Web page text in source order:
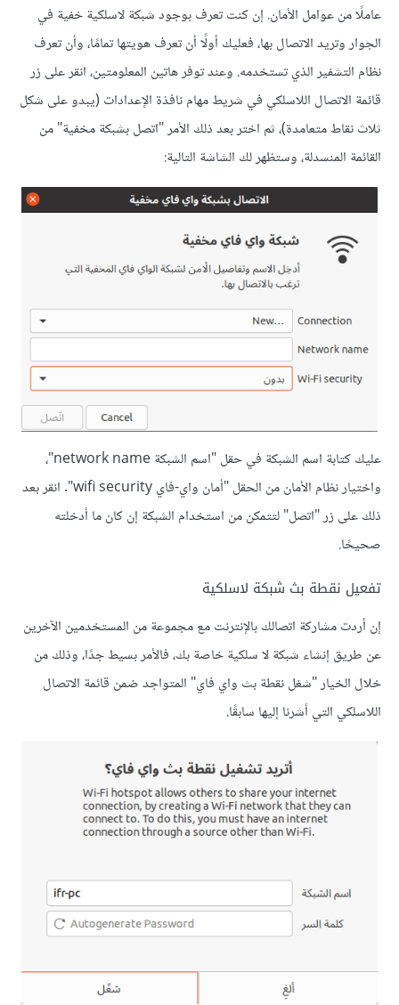
عاملًا من عوامل اﻷمان. إن كنت تعرف بوجود شبكة لاسلكية خفية في
الجوار وتريد الاتصال بها، فعليك أولًا أن تعرف هويتها تمامًا، وأن تعرف
نظام التشفير الذي تستخدمه. وعند توفر هاتين المعلومتين، انقر على زر
قائمة الاتصال اللاسلكي في شريط مهام نافذة اﻹعدادات (يبدو على شكل
ثلاث نقاط متعامدة)، ثم اختر بعد ذلك اﻷمر "اتصل بشبكة مخفية" من
القائمة المنسدلة، وستظهر لك الشاشة التالية:
عليك كتابة اسم الشبكة في حقل "اسم الشبكة network name"،
واختيار نظام اﻷمان من الحقل "أمان واي-فاي wifi security". انقر بعد
ذلك على زر "اتصل" لتتمكن من استخدام الشبكة إن كان ما أدخلته
صحيحًا.
تفعيل نقطة بث شبكة لاسلكية
إن أردت مشاركة اتصالك باﻹنترنت مع مجموعة من المستخدمين اﻵخرين
عن طريق إنشاء شبكة لا سلكية خاصة بك، فاﻷمر بسيط جدًا، وذلك من
خلال الخيار "شغل نقطة بث واي فاي" المتواجد ضمن قائمة الاتصال
اللاسلكي التي أشرنا إليها سابقًا.